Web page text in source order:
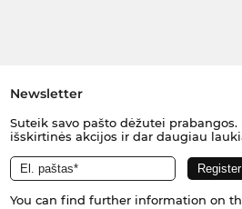
Newsletter
Suteik savo pašto dėžutei
išskirtinės akcijos ir dar daugiau
You can find further information on